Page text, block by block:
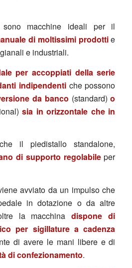
macchine ideali per il
di moltissimi prodottie
e industriali.
per accoppiati della serie
indipendenti che possono
da banco (standard) o
sia in orizzontale che in
il piedistallo standalone,
di supporto regolabileper
avviato da un impulso che
in dotazione o da altre
la macchinadispone di
per sigillature a cadenza
di avere le mani libere e di
di confezionamento.